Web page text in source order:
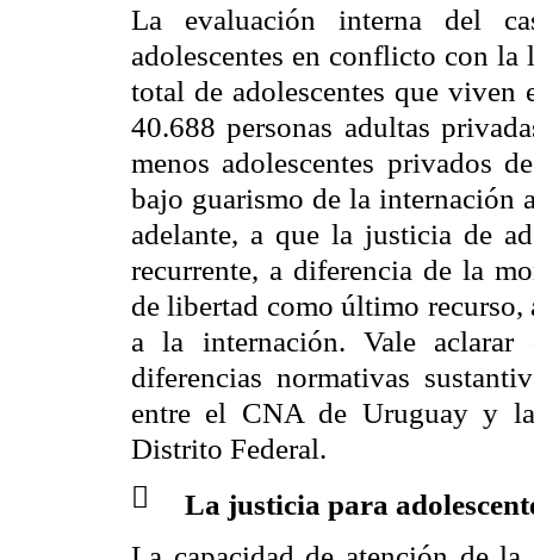
La evaluación interna del
adolescentes en conflicto con
total de adolescentes que viven
40.688 personas adultas
menos adolescentes privados
bajo guarismo de la internación
adelante, a que la justicia de
recurrente, a diferencia de la
de libertad como último recurso,
a la internación. Vale
diferencias normativas
entre el CNA de Uruguay y
Distrito Federal.
 La justicia para